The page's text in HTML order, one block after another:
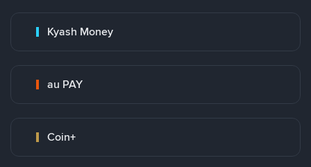
Kyash Money
au PAY
Coin+